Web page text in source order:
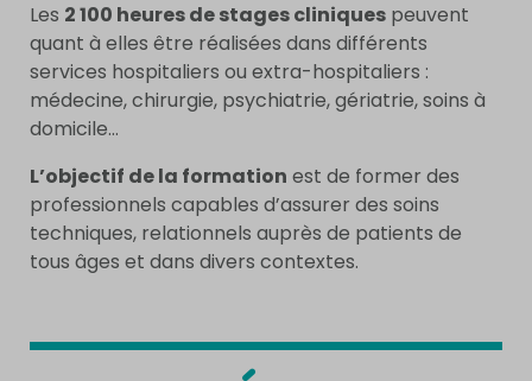
Les 2 100 heures de stages cliniques peuvent
quant à elles être réalisées dans différents
services hospitaliers ou extra-hospitaliers :
médecine, chirurgie, psychiatrie, gériatrie, soins à
domicile…
L’objectif de la formation est de former des
professionnels capables d’assurer des soins
techniques, relationnels auprès de patients de
tous âges et dans divers contextes.